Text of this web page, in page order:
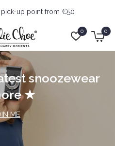
0 0
pick-up point from €50
snoozewear
★
ME